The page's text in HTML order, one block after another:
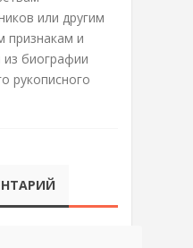
или другим
признакам и
биографии
рукописного